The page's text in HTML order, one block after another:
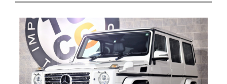
リクルート お問い合わせ
会社概要 個人情報保護方針
スタッフブログ 納車情報